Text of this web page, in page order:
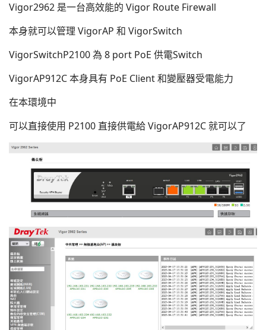
Vigor2962 是一台高效能的 Vigor Route Firewall
本身就可以管理 VigorAP 和 VigorSwitch
VigorSwitchP2100 為 8 port PoE 供電Switch
VigorAP912C 本身具有 PoE Client 和變壓器受電能力
在本環境中
可以直接使用 P2100 直接供電給 VigorAP912C 就可以了